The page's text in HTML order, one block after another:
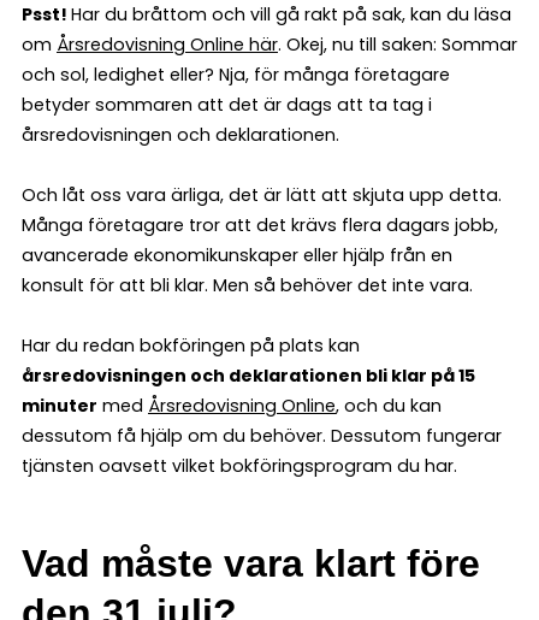
Psst! Har du bråttom och vill gå rakt på sak, kan du läsa
om Årsredovisning Online här. Okej, nu till saken: Sommar
och sol, ledighet eller? Nja, för många företagare
betyder sommaren att det är dags att ta tag i
årsredovisningen och deklarationen.
Och låt oss vara ärliga, det är lätt att skjuta upp detta.
Många företagare tror att det krävs flera dagars jobb,
avancerade ekonomikunskaper eller hjälp från en
konsult för att bli klar. Men så behöver det inte vara.
Har du redan bokföringen på plats kan
årsredovisningen och deklarationen bli klar på 15
minuter med Årsredovisning Online, och du kan
dessutom få hjälp om du behöver. Dessutom fungerar
tjänsten oavsett vilket bokföringsprogram du har.
Vad måste vara klart före